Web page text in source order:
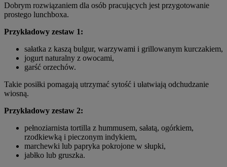
Dobrym rozwiązaniem dla osób pracujących jest przygotowanie
prostego lunchboxa.
Przykładowy zestaw 1:
sałatka z kaszą bulgur, warzywami i grillowanym kurczakiem,
jogurt naturalny z owocami,
garść orzechów.
Takie posiłki pomagają utrzymać sytość i ułatwiają odchudzanie
wiosną.
Przykładowy zestaw 2:
pełnoziarnista tortilla z hummusem, sałatą, ogórkiem,
rzodkiewką i pieczonym indykiem,
marchewki lub papryka pokrojone w słupki,
jabłko lub gruszka.